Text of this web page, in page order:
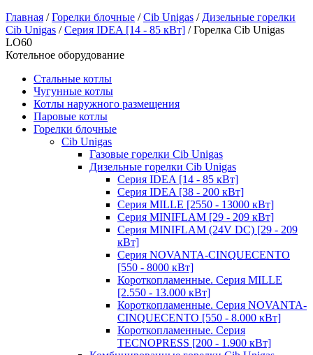
Главная /Горелки блочные /Cib Unigas / Дизельные горелки
Cib Unigas /Серия IDEA [14 - 85 кВт] /Горелка Cib Unigas
LO60
Котельное оборудование
Стальные котлы
Чугунные котлы
Котлы наружного размещения
Паровые котлы
Горелки блочные
Cib Unigas
Газовые горелки Cib Unigas
Дизельные горелки Cib Unigas
Серия IDEA [14 - 85 кВт]
Серия IDEA [38 - 200 кВт]
Серия MILLE [2550 - 13000 кВт]
Серия MINIFLAM [29 - 209 кВт]
Серия MINIFLAM (24V DC) [29 - 209
кВт]
Серия NOVANTA-CINQUECENTO
[550 - 8000 кВт]
Короткопламенные. Серия MILLE
[2.550 - 13.000 кВт]
Короткопламенные. Серия NOVANTA-
CINQUECENTO [550 - 8.000 кВт]
Короткопламенные. Серия
TECNOPRESS [200 - 1.900 кВт]